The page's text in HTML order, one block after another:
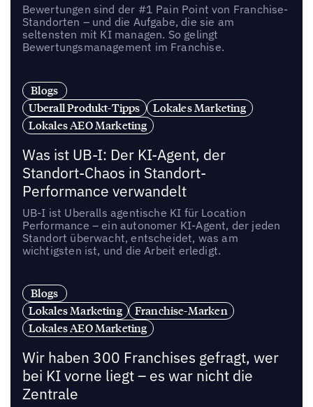
Bewertungen sind der #1 Pain Point von Franchise-
Standorten – und die Aufgabe, die sie am
seltensten mit KI managen. So gelingt
Bewertungsmanagement im Franchise.
Blogs
Uberall Produkt-Tipps
Lokales Marketing
Lokales AEO Marketing
Was ist UB-I: Der KI-Agent, der
Standort-Chaos in Standort-
Performance verwandelt
UB-I ist Uberalls agentische KI für Location
Performance – ein autonomer KI-Agent, der jeden
Standort überwacht, entscheidet, was am
wichtigsten ist, und die Arbeit erledigt.
Blogs
Lokales Marketing
Franchise-Marken
Lokales AEO Marketing
Wir haben 300 Franchises gefragt, wer
bei KI vorne liegt – es war nicht die
Zentrale